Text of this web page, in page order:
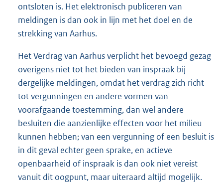
ontsloten is. Het elektronisch publiceren van
meldingen is dan ook in lijn met het doel en de
strekking van Aarhus.
Het Verdrag van Aarhus verplicht het bevoegd gezag
overigens niet tot het bieden van inspraak bij
dergelijke meldingen, omdat het verdrag zich richt
tot vergunningen en andere vormen van
voorafgaande toestemming, dan wel andere
besluiten die aanzienlijke effecten voor het milieu
kunnen hebben; van een vergunning of een besluit is
in dit geval echter geen sprake, en actieve
openbaarheid of inspraak is dan ook niet vereist
vanuit dit oogpunt, maar uiteraard altijd mogelijk.